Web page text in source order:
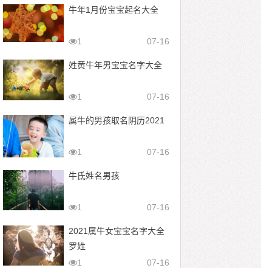
牛年1月份宝宝起名大全
07-16
1
姓黄牛年男宝宝名字大全
07-16
1
属牛的男孩取名阴历2021
07-16
1
牛氐姓名男孩
07-16
1
2021属牛女宝宝名字大全
罗姓
07-16
1